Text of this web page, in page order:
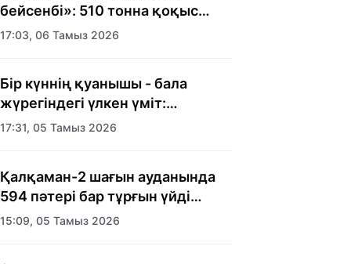
бейсенбі»: 510 тонна қоқыс
шығарылды
17:03, 06 Тамыз 2026
Бір күннің қуанышы - бала
жүрегіндегі үлкен үміт:
Алматыда балалар үйінің
17:31, 05 Тамыз 2026
Қалқаман-2 шағын ауданында
594 пәтері бар тұрғын үйді
салып бітті
15:09, 05 Тамыз 2026